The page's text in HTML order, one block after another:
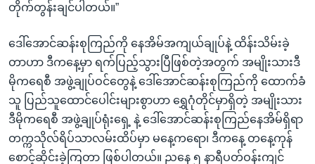
တိုက်တွန်းချင်ပါတယ်။”
ဒေါ်အောင်ဆန်းစုကြည်ကို နေအိမ်အကျယ်ချုပ်နဲ့ ထိန်းသိမ်းခဲ့
တာဟာ ဒီကနေ့မှာ ရက်ပြည့်သွားပြီဖြစ်တဲ့အတွက် အမျိုးသားဒီ
မိုကရေစီ အဖွဲ့ချုပ်ဝင်တွေနဲ့ ဒေါ်အောင်ဆန်းစုကြည်ကို ထောက်ခံ
သူ ပြည်သူထောင်ပေါင်းများစွာဟာ ရွှေဂုံတိုင်မှာရှိတဲ့ အမျိုးသား
ဒီမိုကရေစီ အဖွဲ့ချုပ်ရုံးရှေ့ နဲ့ ဒေါ်အောင်ဆန်းစုကြည်နေအိမ်ရှိရာ
တက္ကသိုလ်ရိပ်သာလမ်းထိပ်မှာ မနေ့ကရော၊ ဒီကနေ့ တနေ့ကုန်
စောင့်ဆိုင်းခဲ့ကြတာ ဖြစ်ပါတယ်။ ညနေ ၅ နာရီပတ်ဝန်းကျင်